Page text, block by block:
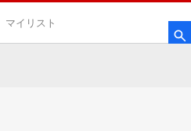
マイリスト
検索キーワード入力